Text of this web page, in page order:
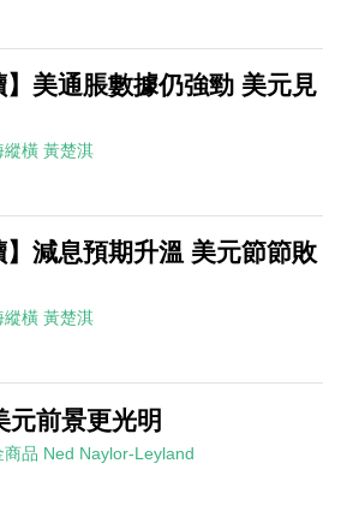
】美通脹數據仍強勁 美元見
縱橫 黃楚淇
】減息預期升溫 美元節節敗
縱橫 黃楚淇
元前景更光明
商品 Ned Naylor-Leyland